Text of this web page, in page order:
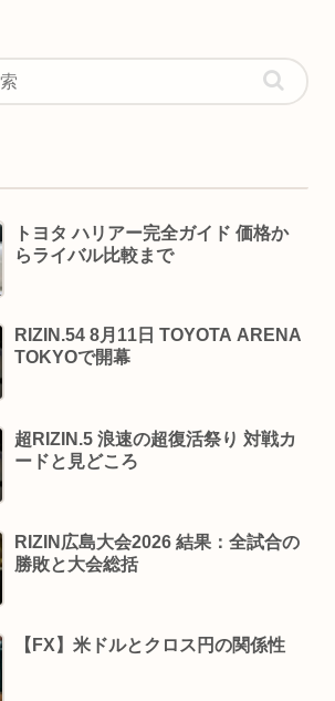
トヨタ ハリアー完全ガイド 価格か
らライバル比較まで
RIZIN.54 8月11日 TOYOTA ARENA
TOKYOで開幕
超RIZIN.5 浪速の超復活祭り 対戦カ
ードと見どころ
RIZIN広島大会2026 結果：全試合の
勝敗と大会総括
【FX】米ドルとクロス円の関係性